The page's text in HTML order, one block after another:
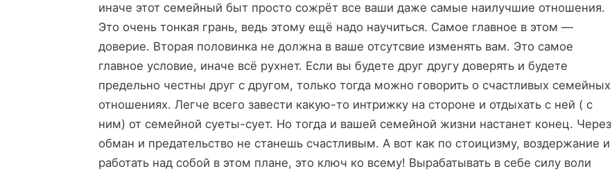
иначе этот семейный быт просто сожрёт все ваши даже самые наилучшие отношения.
Это очень тонкая грань, ведь этому ещё надо научиться. Самое главное в этом —
доверие. Вторая половинка не должна в ваше отсутсвие изменять вам. Это самое
главное условие, иначе всё рухнет. Если вы будете друг другу доверять и будете
предельно честны друг с другом, только тогда можно говорить о счастливых семейных
отношениях. Легче всего завести какую-то интрижку на стороне и отдыхать с ней ( с
ним) от семейной суеты-сует. Но тогда и вашей семейной жизни настанет конец. Через
обман и предательство не станешь счастливым. А вот как по стоицизму, воздержание и
работать над собой в этом плане, это ключ ко всему! Вырабатывать в себе силу воли